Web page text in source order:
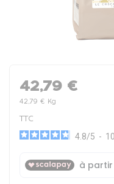
42,79 €
42,79 € Kg
TTC
4.8/5 - 10